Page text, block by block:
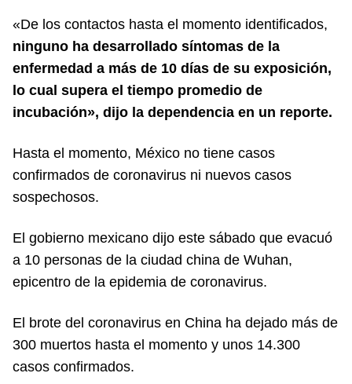
«De los contactos hasta el momento identificados,
ninguno ha desarrollado síntomas de la
enfermedad a más de 10 días de su exposición,
lo cual supera el tiempo promedio de
incubación», dijo la dependencia en un reporte.
Hasta el momento, México no tiene casos
confirmados de coronavirus ni nuevos casos
sospechosos.
El gobierno mexicano dijo este sábado que evacuó
a 10 personas de la ciudad china de Wuhan,
epicentro de la epidemia de coronavirus.
El brote del coronavirus en China ha dejado más de
300 muertos hasta el momento y unos 14.300
casos confirmados.